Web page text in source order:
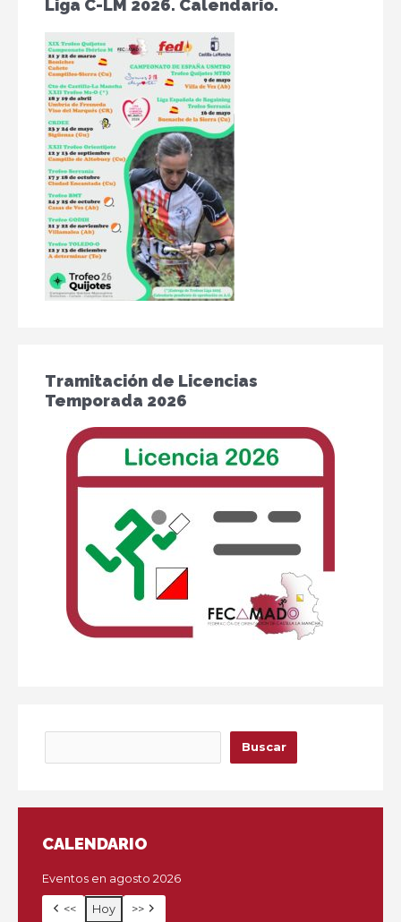
Liga C-LM 2026. Calendario.
Tramitación de Licencias
Temporada 2026
Buscar
CALENDARIO
Eventos en agosto 2026
<< Hoy >>